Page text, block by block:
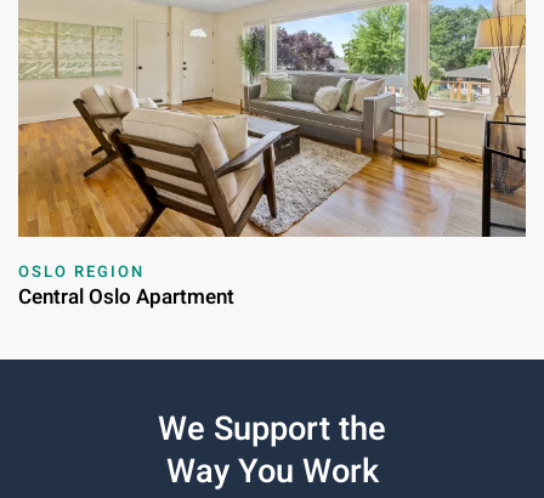
OSLO REGION
Central Oslo Apartment
We Support the
Way You Work